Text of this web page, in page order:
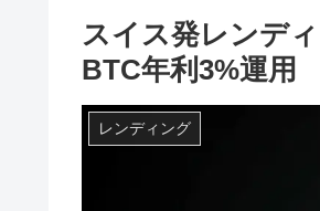
スイス発レンデ
BTC年利3%運用
レンディング